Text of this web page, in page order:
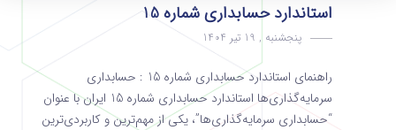
استاندارد حسابداری شماره 15
پنجشنبه , 19 تیر 1404
راهنمای استاندارد حسابداری شماره 15 : حسابداری
سرمایه‌گذاری‌ها استاندارد حسابداری شماره 15 ایران با عنوان
“حسابداری سرمایه‌گذاری‌ها”، یکی از مهم‌ترین و کاربردی‌ترین